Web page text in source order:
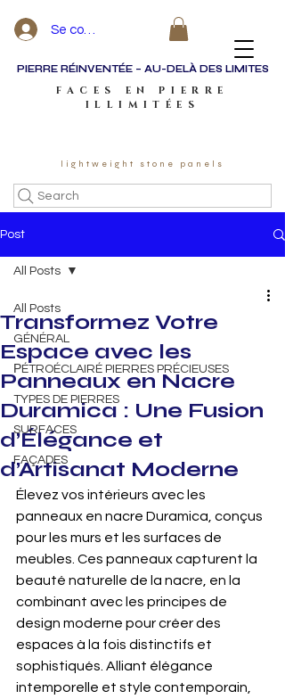
Se connecter
Search
PIERRE RÉINVENTÉE – AU-DELÀ DES LIMITES
FACES EN PIERRE
ILLIMITÉES
lightweight stone panels
Post
All Posts
GÉNÉRAL
РÉTROÉCLAIRÉ PIERRES PRÉCIEUSES
TYPES DE PIERRES
SURFACES
FAÇADES
All Posts
Transformez Votre
Espace avec les
Panneaux en Nacre
Duramica : Une Fusion
d’Élégance et
d’Artisanat Moderne
Élevez vos intérieurs avec les
panneaux en nacre Duramica, conçus
pour les murs et les surfaces de
meubles. Ces panneaux capturent la
beauté naturelle de la nacre, en la
combinant avec les principes de
design moderne pour créer des
espaces à la fois distinctifs et
sophistiqués. Alliant élégance
intemporelle et style contemporain,